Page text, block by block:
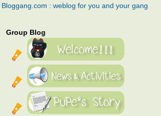
Bloggang.com : weblog for you and your gang
Group Blog